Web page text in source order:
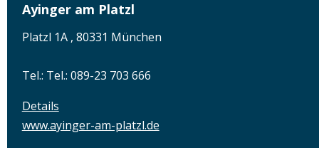
Ayinger am Platzl
Platzl 1A , 80331 München
Tel.: Tel.: 089-23 703 666
Details
www.ayinger-am-platzl.de